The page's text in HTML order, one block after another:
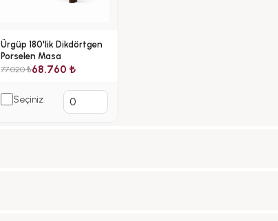
Ürgüp 180'lik Dikdörtgen
Porselen Masa
77.020 ₺68.760 ₺
Seçiniz